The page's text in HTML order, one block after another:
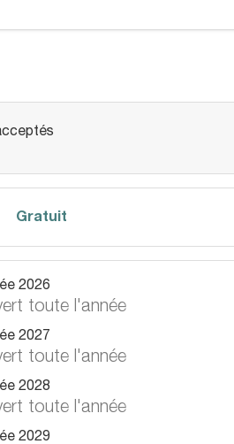
Gratuit
2026
toute l'année
2027
toute l'année
2028
toute l'année
2029